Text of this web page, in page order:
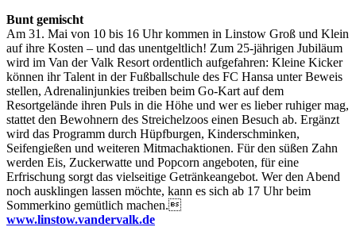
Bunt gemischt
Am 31. Mai von 10 bis 16 Uhr kommen in Linstow Groß und Klein
auf ihre Kosten – und das unentgeltlich! Zum 25-jährigen Jubiläum
wird im Van der Valk Resort ordentlich aufgefahren: Kleine Kicker
können ihr Talent in der Fußballschule des FC Hansa unter Beweis
stellen, Adrenalinjunkies treiben beim Go-Kart auf dem
Resortgelände ihren Puls in die Höhe und wer es lieber ruhiger mag,
stattet den Bewohnern des Streichelzoos einen Besuch ab. Ergänzt
wird das Programm durch Hüpfburgen, Kinderschminken,
Seifengießen und weiteren Mitmachaktionen. Für den süßen Zahn
werden Eis, Zuckerwatte und Popcorn angeboten, für eine
Erfrischung sorgt das vielseitige Getränkeangebot. Wer den Abend
noch ausklingen lassen möchte, kann es sich ab 17 Uhr beim
Sommerkino gemütlich machen.
www.linstow.vandervalk.de